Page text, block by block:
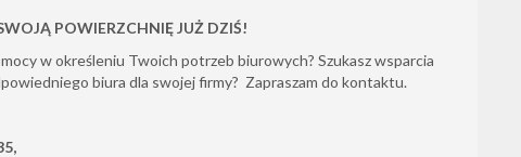
POWIERZCHNIĘ JUŻ DZIŚ!
w określeniu Twoich potrzeb biurowych? Szukasz wsparcia
biura dla swojej firmy? Zapraszam do kontaktu.